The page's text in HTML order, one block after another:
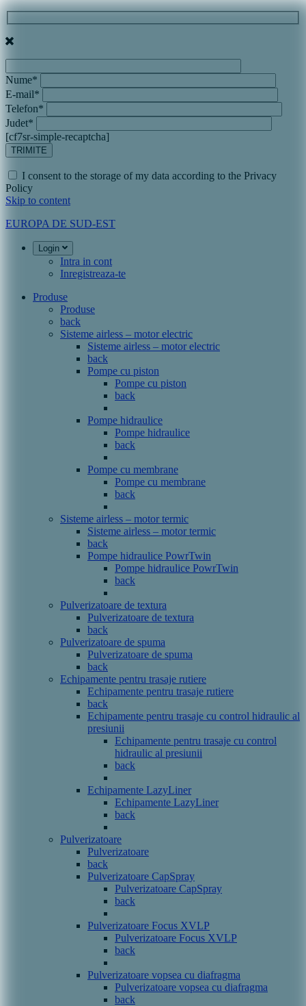
Nume*
E-mail*
Telefon*
Judet*
[cf7sr-simple-recaptcha]
I consent to the storage of my data according to the Privacy
Policy
Skip to content
EUROPA DE SUD-EST
Login
Intra in cont
Inregistreaza-te
Produse
Produse
back
Sisteme airless – motor electric
Sisteme airless – motor electric
back
Pompe cu piston
Pompe cu piston
back
Pompe hidraulice
Pompe hidraulice
back
Pompe cu membrane
Pompe cu membrane
back
Sisteme airless – motor termic
Sisteme airless – motor termic
back
Pompe hidraulice PowrTwin
Pompe hidraulice PowrTwin
back
Pulverizatoare de textura
Pulverizatoare de textura
back
Pulverizatoare de spuma
Pulverizatoare de spuma
back
Echipamente pentru trasaje rutiere
Echipamente pentru trasaje rutiere
back
Echipamente pentru trasaje cu control hidraulic al
presiunii
Echipamente pentru trasaje cu control
hidraulic al presiunii
back
Echipamente LazyLiner
Echipamente LazyLiner
back
Pulverizatoare
Pulverizatoare
back
Pulverizatoare CapSpray
Pulverizatoare CapSpray
back
Pulverizatoare Focus XVLP
Pulverizatoare Focus XVLP
back
Pulverizatoare vopsea cu diafragma
Pulverizatoare vopsea cu diafragma
back